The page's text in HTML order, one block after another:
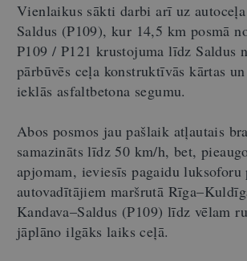
Vienlaikus sākti darbi arī uz
Saldus (P109), kur 14,5 km posmā
P109 / P121 krustojuma līdz Saldus
pārbūvēs ceļa konstruktīvās kārtas
ieklās asfaltbetona segumu.
Abos posmos jau pašlaik atļautais
samazināts līdz 50 km/h, bet,
apjomam, ieviesīs pagaidu luksoforu
autovadītājiem maršrutā
Kandava–Saldus (P109) līdz vēlam
jāplāno ilgāks laiks ceļā.